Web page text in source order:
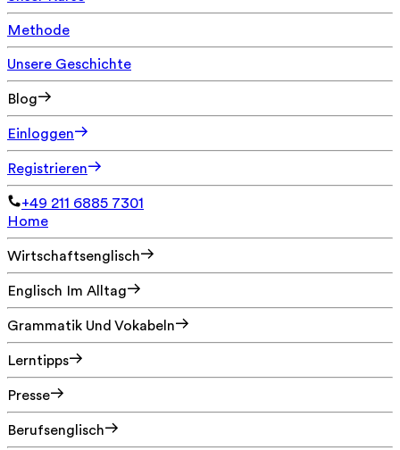
Methode
Unsere Geschichte
Blog
Einloggen
Registrieren
+49 211 6885 7301
Home
Wirtschaftsenglisch
Englisch Im Alltag
Grammatik Und Vokabeln
Lerntipps
Presse
Berufsenglisch